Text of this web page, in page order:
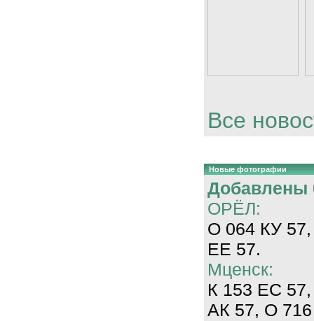
Все
Новые фотографии
Добавлены
ОРЁЛ:
О 064 КУ
ЕЕ 57.
Мценск:
К 153 ЕС
АК 57, О